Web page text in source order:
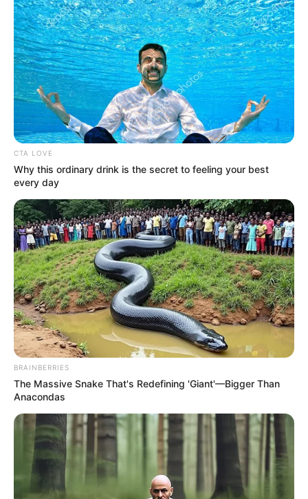
FILM
Sinopsis Hot Blooded Detective,
CTA LOVE
Why this ordinary drink is the secret to feeling your best
every day
BRAINBERRIES
The Massive Snake That's Redefining 'Giant'—Bigger Than
Anacondas